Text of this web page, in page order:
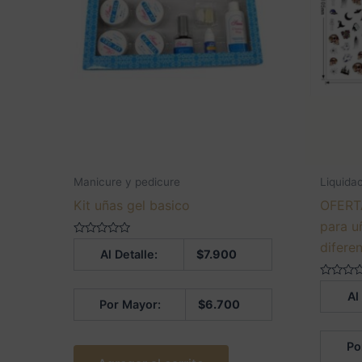
Manicure y pedicure
Kit uñas gel basico
Al Detalle: $7.900
Por Mayor: $6.700
para
Al